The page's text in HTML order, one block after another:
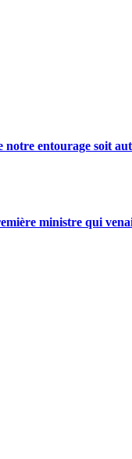
notre entourage soit
ministre qui